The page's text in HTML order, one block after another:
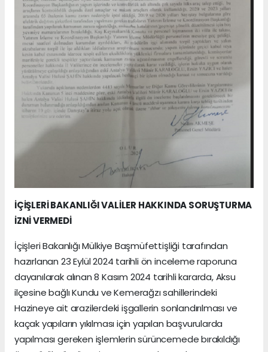
İÇİŞLERİ BAKANLIĞI VALİLER HAKKINDA SORUŞTURMA
İZNİ VERMEDİ
İçişleri Bakanlığı Mülkiye Başmüfettişliği tarafından
hazırlanan 23 Eylül 2024 tarihli ön inceleme raporuna
dayanılarak alınan 8 Kasım 2024 tarihli kararda, Aksu
ilçesine bağlı Kundu ve Kemerağzı sahillerindeki
Hazineye ait arazilerdeki işgallerin sonlandırılması ve
kaçak yapıların yıkılması için yapılan başvurularda
yapılması gereken işlemlerin sürüncemede bırakıldığı